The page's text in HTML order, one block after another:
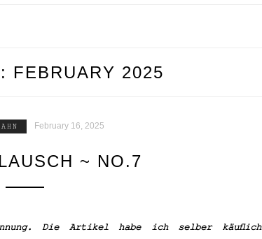
FEBRUARY 2025
February 16, 2025
~ NO.7
Die Artikel habe ich selber käuflich